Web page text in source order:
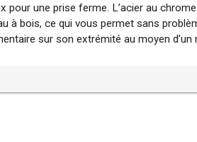
pour une prise ferme. L’acier au
à bois, ce qui vous permet sans
sur son extrémité au moyen d’un